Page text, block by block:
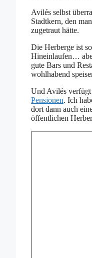
Avilés selbst
Stadtkern, den
zugetraut hätte.
Die Herberge ist
Hineinlaufen…
gute Bars und
wohlhabend
Und Avilés
Pensionen. Ich
dort dann auch
öffentlichen